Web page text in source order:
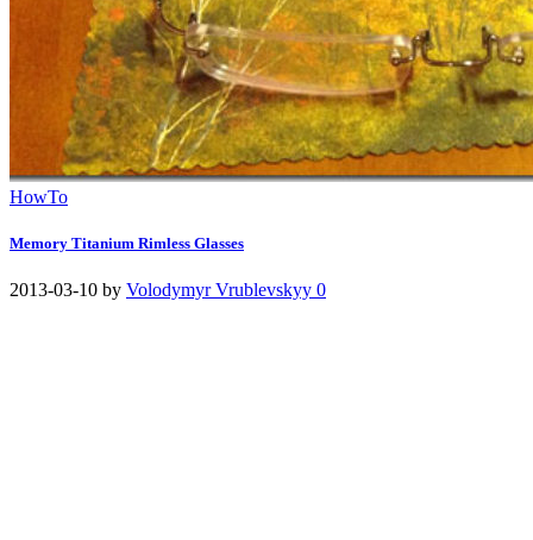
HowTo
Memory Titanium Rimless Glasses
2013-03-10 by Volodymyr Vrublevskyy 0